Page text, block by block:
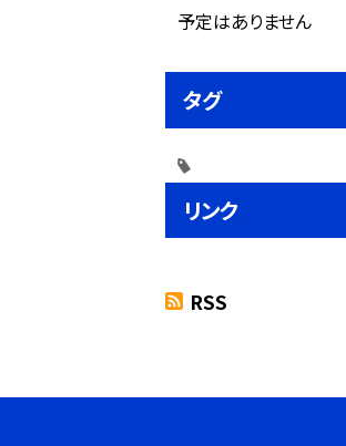
予定はありません
タグ
リンク
RSS